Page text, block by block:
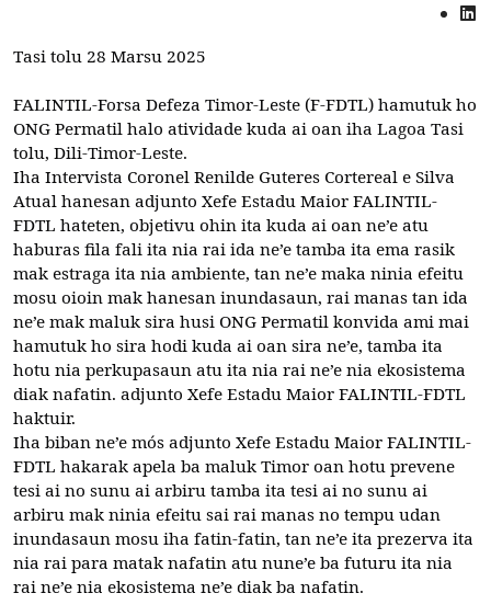
Tasi tolu 28 Marsu 2025
FALINTIL-Forsa Defeza Timor-Leste (F-FDTL) hamutuk ho
ONG Permatil halo atividade kuda ai oan iha Lagoa Tasi
tolu, Dili-Timor-Leste.
Iha Intervista Coronel Renilde Guteres Cortereal e Silva
Atual hanesan adjunto Xefe Estadu Maior FALINTIL-
FDTL hateten, objetivu ohin ita kuda ai oan ne’e atu
haburas fila fali ita nia rai ida ne’e tamba ita ema rasik
mak estraga ita nia ambiente, tan ne’e maka ninia efeitu
mosu oioin mak hanesan inundasaun, rai manas tan ida
ne’e mak maluk sira husi ONG Permatil konvida ami mai
hamutuk ho sira hodi kuda ai oan sira ne’e, tamba ita
hotu nia perkupasaun atu ita nia rai ne’e nia ekosistema
diak nafatin. adjunto Xefe Estadu Maior FALINTIL-FDTL
haktuir.
Iha biban ne’e mós adjunto Xefe Estadu Maior FALINTIL-
FDTL hakarak apela ba maluk Timor oan hotu prevene
tesi ai no sunu ai arbiru tamba ita tesi ai no sunu ai
arbiru mak ninia efeitu sai rai manas no tempu udan
inundasaun mosu iha fatin-fatin, tan ne’e ita prezerva ita
nia rai para matak nafatin atu nune’e ba futuru ita nia
rai ne’e nia ekosistema ne’e diak ba nafatin.